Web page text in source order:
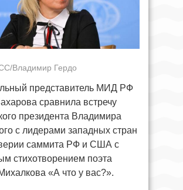
Владимир Гердо
представитель МИД РФ
сравнила встречу
президента Владимира
с лидерами западных стран
саммита РФ и США с
стихотворением поэта
«А что у вас?».